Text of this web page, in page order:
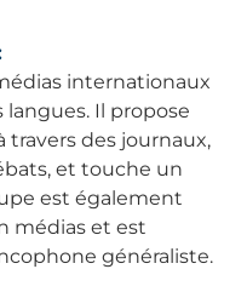
internationaux
Il propose
des journaux,
et touche un
est également
médias et est
généraliste.